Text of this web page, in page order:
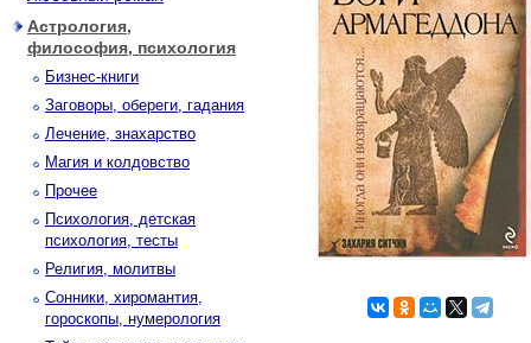
Астрология,
философия, психология
Бизнес-книги
Заговоры, обереги, гадания
Лечение, знахарство
Магия и колдовство
Прочее
Психология, детская
психология, тесты
Религия, молитвы
Сонники, хиромантия,
гороскопы, нумерология